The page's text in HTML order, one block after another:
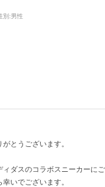
別:男性
とうございます。
ダスのコラボスニーカーに
いでございます。